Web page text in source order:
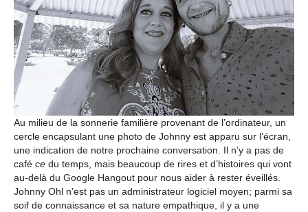
Au milieu de la sonnerie familière provenant de l’ordinateur, un
cercle encapsulant une photo de Johnny est apparu sur l’écran,
une indication de notre prochaine conversation. Il n’y a pas de
café ce du temps, mais beaucoup de rires et d’histoires qui vont
au-delà du Google Hangout pour nous aider à rester éveillés.
Johnny Ohl n’est pas un administrateur logiciel moyen; parmi sa
soif de connaissance et sa nature empathique, il y a une